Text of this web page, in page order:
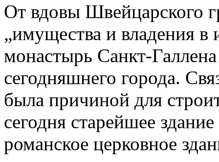
От вдовы Швейцарского
„имущества и владения в
монастырь Санкт-
сегодняшнего города.
была причиной для
сегодня старейшее
романское церковное